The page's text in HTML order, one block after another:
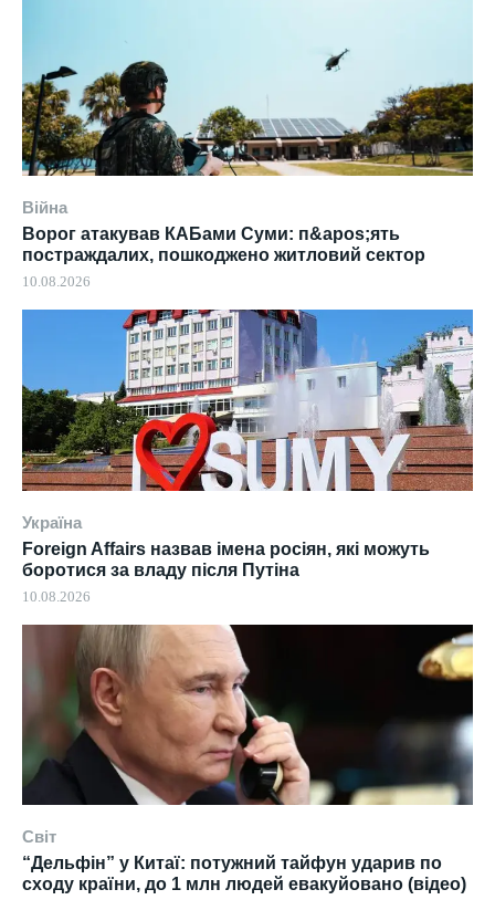
Війна
Ворог атакував КАБами Суми: п&apos;ять
постраждалих, пошкоджено житловий сектор
10.08.2026
Україна
Foreign Affairs назвав імена росіян, які можуть
боротися за владу після Путіна
10.08.2026
Світ
“Дельфін” у Китаї: потужний тайфун ударив по
сходу країни, до 1 млн людей евакуйовано (відео)